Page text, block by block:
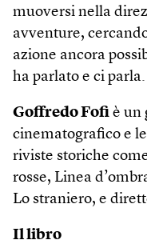
muoversi nella
avventure,
azione ancora
ha parlato e ci
Goffredo Fofi è un
cinematografico e
riviste storiche
rosse, Linea
Lo straniero, e
Il libro